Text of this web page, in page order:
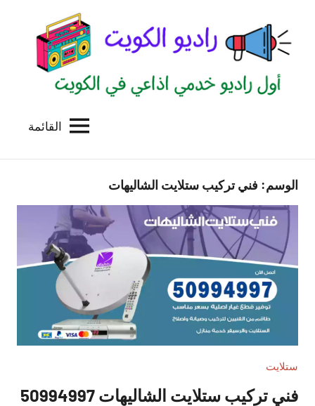
المحتوى
الكويت
للاعلانات
بالكويت
القائمة
الوسم: فني تركيب ستلايت الشاليهات
ستلايت
فني تركيب ستلايت الشاليهات 50994997